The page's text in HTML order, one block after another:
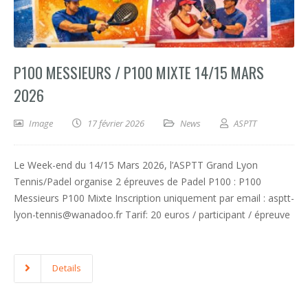
P100 MESSIEURS / P100 MIXTE 14/15 MARS
2026
Image 17 février 2026 News ASPTT
Le Week-end du 14/15 Mars 2026, l’ASPTT Grand Lyon
Tennis/Padel organise 2 épreuves de Padel P100 : P100
Messieurs P100 Mixte Inscription uniquement par email : asptt-
lyon-tennis@wanadoo.fr Tarif: 20 euros / participant / épreuve
Details